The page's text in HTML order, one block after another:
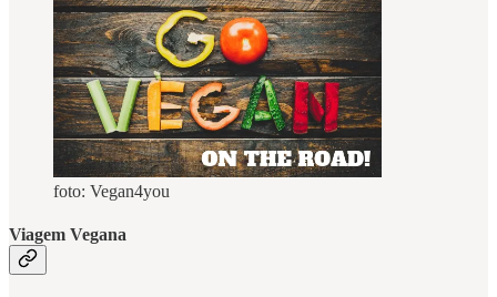
foto: Vegan4you
Viagem Vegana